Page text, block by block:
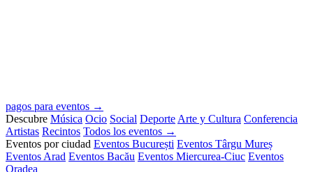
pagos para eventos →
Descubre Música Ocio Social Deporte Arte y Cultura Conferencia
Artistas Recintos Todos los eventos →
Eventos por ciudad Eventos București Eventos Târgu Mureș
Eventos Arad Eventos Bacău Eventos Miercurea-Ciuc Eventos
Oradea